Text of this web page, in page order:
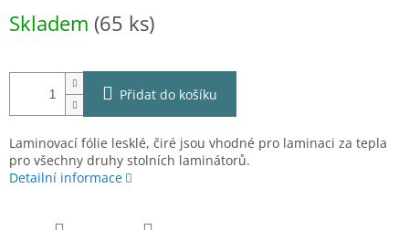
cena:
Skladem (65 ks)
Přidat do košíku
Laminovací fólie lesklé, čiré jsou vhodné pro laminaci za tepla
pro všechny druhy stolních laminátorů.
Detailní informace